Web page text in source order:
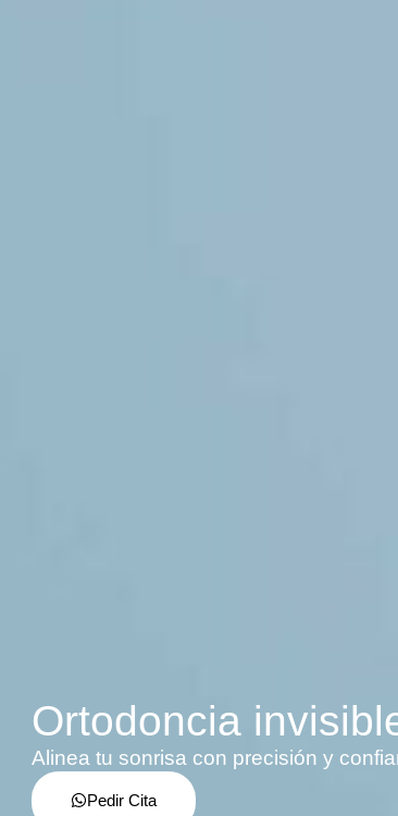
Ortodoncia
Alinea tu sonrisa con precisión y
Pedir Cita